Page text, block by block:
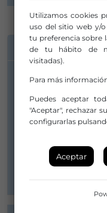
Àngels Margarit
Web
Utilizamos cookies
uso del sitio web y/
tu preferencia sobre
de tu hábito de
visitadas).
Para más
Puedes aceptar
"Aceptar", rechazar
configurarlas
Aceptar